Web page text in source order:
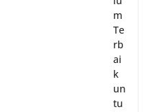
m
Te
rb
ai
k
un
tu